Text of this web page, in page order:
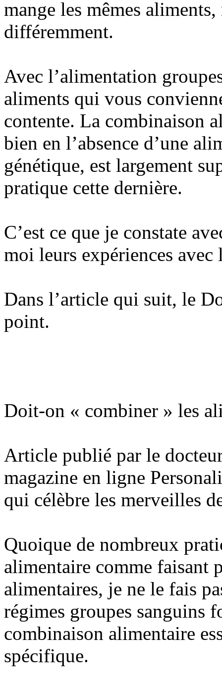
mange les mêmes
différemment.
Avec l’alimentation
aliments qui vous
contente. La combinaison
bien en l’absence d’une
génétique, est largement
pratique cette dernière.
C’est ce que je constate
moi leurs expériences avec
Dans l’article qui suit, le
point.
Doit-on « combiner » les
Article publié par le
magazine en ligne
qui célèbre les merveilles
Quoique de nombreux
alimentaire comme faisant
alimentaires, je ne le fais
régimes groupes sanguins
combinaison alimentaire
spécifique.